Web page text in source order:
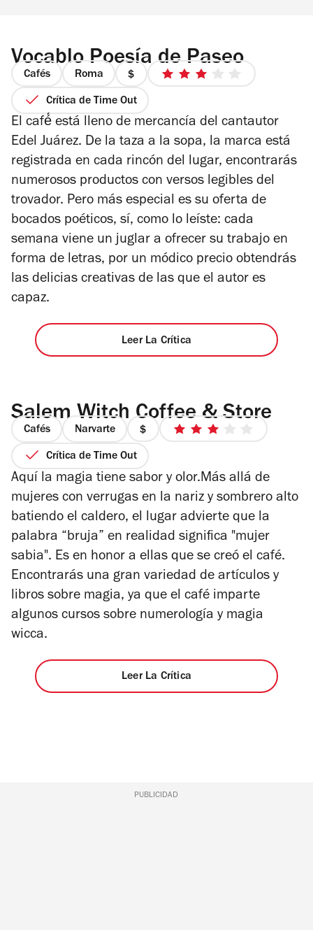
Vocablo Poesía de Paseo
Cafés Roma
precio
1
3
5
Crítica de Time Out
El café́ está lleno de mercancía del cantautor
Edel Juárez. De la taza a la sopa, la marca está
registrada en cada rincón del lugar, encontrarás
numerosos productos con versos legibles del
trovador. Pero más especial es su oferta de
bocados poéticos, sí, como lo leíste: cada
semana viene un juglar a ofrecer su trabajo en
forma de letras, por un módico precio obtendrás
las delicias creativas de las que el autor es
capaz.
Leer La Crítica
Salem Witch Coffee & Store
Cafés Narvarte
precio
de
3
5
Crítica de Time Out
Aquí la magia tiene sabor y olor.Más allá de
mujeres con verrugas en la nariz y sombrero alto
batiendo el caldero, el lugar advierte que la
palabra “bruja” en realidad significa "mujer
sabia". Es en honor a ellas que se creó el café.
Encontrarás una gran variedad de artículos y
libros sobre magia, ya que el café imparte
algunos cursos sobre numerología y magia
wicca.
Leer La Crítica
PUBLICIDAD